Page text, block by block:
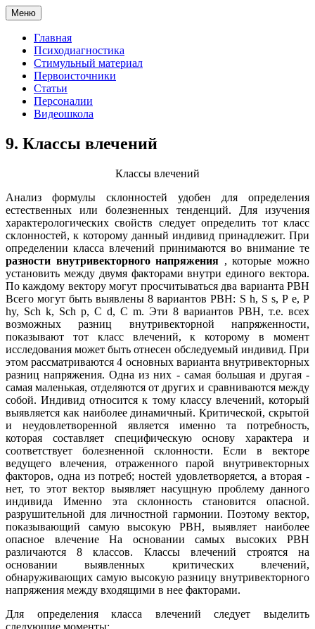
Меню
Главная
Психодиагностика
Стимульный материал
Первоисточники
Статьи
Персоналии
Видеошкола
9. Классы влечений
Классы влечений
Анализ формулы склонностей удобен для определения
естественных или болезненных тенденций. Для изучения
характерологических свойств следует определить тот класс
склонностей, к которому данный индивид принадлежит. При
определении класса влечений принимаются во внимание те
разности внутривекторного напряжения , которые можно
установить между двумя факторами внутри единого вектора.
По каждому вектору могут просчитываться два варианта РВН
Всего могут быть выявлены 8 вариантов РВН: S h, S s, Р е, Р
hy, Sch k, Sch p, С d, С m. Эти 8 вариантов РВН, т.е. всех
возможных разниц внутривекторной напряженности,
показывают тот класс влечений, к которому в момент
исследования может быть отнесен обследуемый индивид. При
этом рассматриваются 4 основных варианта внутривекторных
разниц напряжения. Одна из них - самая большая и другая -
самая маленькая, отделяются от других и сравниваются между
собой. Индивид относится к тому классу влечений, который
выявляется как наиболее динамичный. Критической, скрытой
и неудовлетворенной является именно та потребность,
которая составляет специфическую основу характера и
соответствует болезненной склонности. Если в векторе
ведущего влечения, отраженного парой внутривекторных
факторов, одна из потреб; ностей удовлетворяется, а вторая -
нет, то этот вектор выявляет насущную проблему данного
индивида Именно эта склонность становится опасной.
разрушительной для личностной гармонии. Поэтому вектор,
показывающий самую высокую РВН, выявляет наиболее
опасное влечение На основании самых высоких РВН
различаются 8 классов. Классы влечений строятся на
основании выявленных критических влечений,
обнаруживающих самую высокую разницу внутривекторного
напряжения между входящими в нее факторами.
Для определения класса влечений следует выделить
следующие моменты: